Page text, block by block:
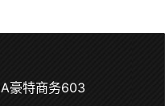
豪特商务603